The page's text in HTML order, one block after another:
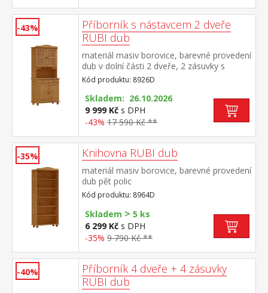
-43%
Příborník s nástavcem 2 dveře
RUBI dub
materiál masiv borovice, barevné provedení
dub v dolní části 2 dveře, 2 zásuvky s
kovovými pojezdy v horní části dvoje
prosklené dveře
Kód produktu: 8926D
Skladem: 26.10.2026
9 999 Kč s DPH
-43% 17 590 Kč **
-35% Knihovna RUBI dub
materiál masiv borovice, barevné provedení
dub pět polic
Kód produktu: 8964D
Skladem > 5 ks
6 299 Kč s DPH
-35% 9 790 Kč **
-40%
Příborník 4 dveře + 4 zásuvky
RUBI dub